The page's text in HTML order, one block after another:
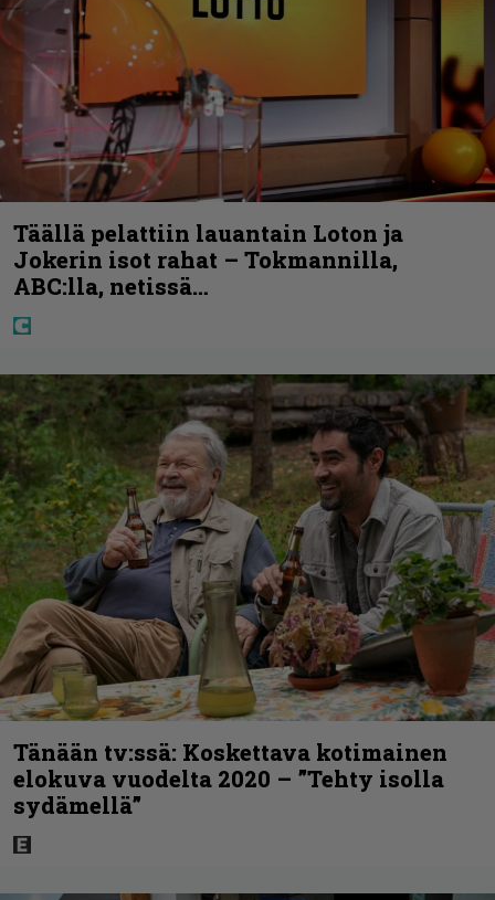
Täällä pelattiin lauantain Loton ja
Jokerin isot rahat – Tokmannilla,
ABC:lla, netissä…
Tänään tv:ssä: Koskettava kotimainen
elokuva vuodelta 2020 – ”Tehty isolla
sydämellä”